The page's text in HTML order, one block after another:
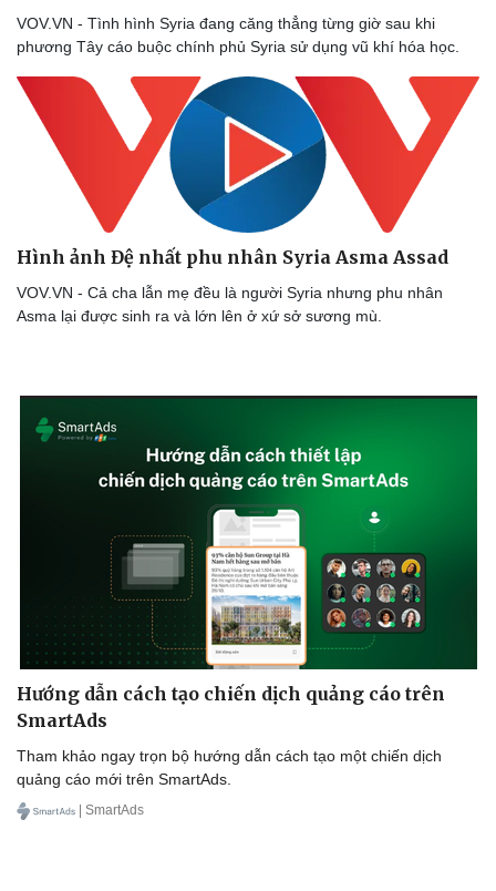
Cải chính
VOV.VN - Tình hình Syria đang căng thẳng từng giờ sau khi
phương Tây cáo buộc chính phủ Syria sử dụng vũ khí hóa học.
Hình ảnh Đệ nhất phu nhân Syria Asma Assad
VOV.VN - Cả cha lẫn mẹ đều là người Syria nhưng phu nhân
Asma lại được sinh ra và lớn lên ở xứ sở sương mù.
Hướng dẫn cách tạo chiến dịch quảng cáo trên
SmartAds
Tham khảo ngay trọn bộ hướng dẫn cách tạo một chiến dịch
quảng cáo mới trên SmartAds.
| SmartAds